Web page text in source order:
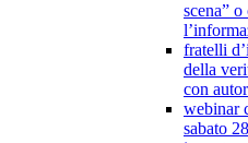
scena”
fratelli
della
con
webinar
sabato